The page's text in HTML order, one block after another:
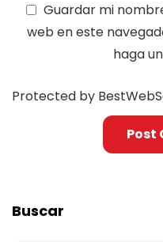
Guardar mi
web en este
haga
Protected by
Buscar